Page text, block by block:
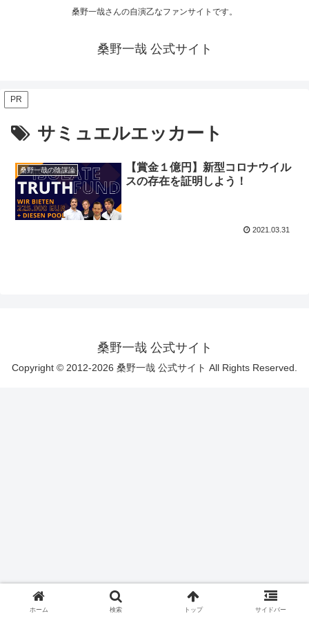
桑野一哉さんの自演乙なファンサイトです。
桑野一哉 公式サイト
PR
サミュエルエッカート
桑野一哉の陰謀論
【賞金１億円】新型コロナウイル
スの存在を証明しよう！
2021.03.31
桑野一哉 公式サイト
Copyright © 2012-2026 桑野一哉 公式サイト All Rights Reserved.
ホーム 検索 トップ サイドバー